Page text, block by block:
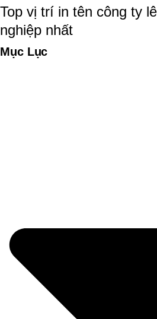
Top vị trí in tên công ty
nghiệp nhất
Mục Lục